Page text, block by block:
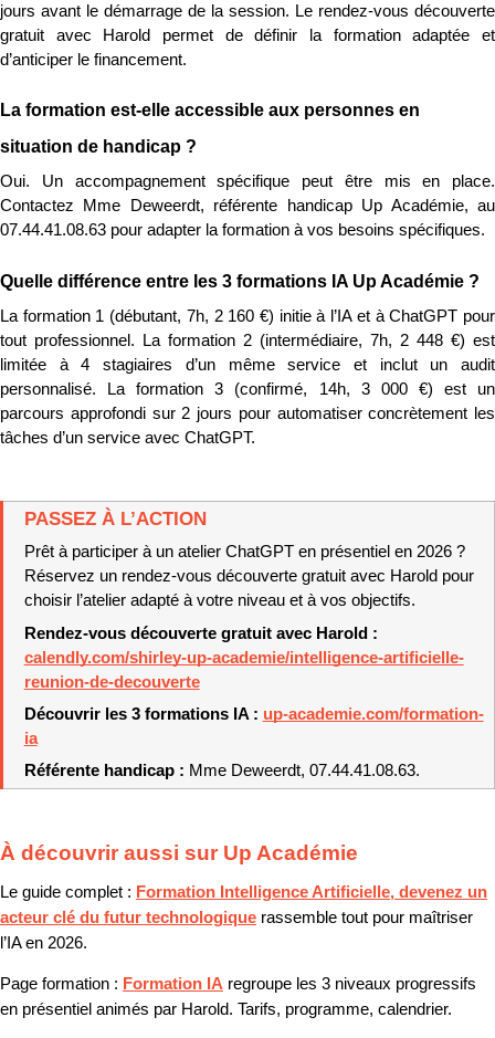
jours avant le démarrage de la session. Le rendez-vous découverte
gratuit avec Harold permet de définir la formation adaptée et
d’anticiper le financement.
La formation est-elle accessible aux personnes en
situation de handicap ?
Oui. Un accompagnement spécifique peut être mis en place.
Contactez Mme Deweerdt, référente handicap Up Académie, au
07.44.41.08.63 pour adapter la formation à vos besoins spécifiques.
Quelle différence entre les 3 formations IA Up Académie ?
La formation 1 (débutant, 7h, 2 160 €) initie à l’IA et à ChatGPT pour
tout professionnel. La formation 2 (intermédiaire, 7h, 2 448 €) est
limitée à 4 stagiaires d’un même service et inclut un audit
personnalisé. La formation 3 (confirmé, 14h, 3 000 €) est un
parcours approfondi sur 2 jours pour automatiser concrètement les
tâches d’un service avec ChatGPT.
PASSEZ À L’ACTION
Prêt à participer à un atelier ChatGPT en présentiel en 2026 ?
Réservez un rendez-vous découverte gratuit avec Harold pour
choisir l’atelier adapté à votre niveau et à vos objectifs.
calendly.com/shirley-up-academie/intelligence-artificielle-
reunion-de-decouverte
Découvrir les 3 formations IA : up-academie.com/formation-
ia
Référente handicap : Mme Deweerdt, 07.44.41.08.63.
À découvrir aussi sur Up Académie
Le guide complet : Formation Intelligence Artificielle, devenez un
acteur clé du futur technologique rassemble tout pour maîtriser
l’IA en 2026.
Page formation : Formation IA regroupe les 3 niveaux progressifs
en présentiel animés par Harold. Tarifs, programme, calendrier.